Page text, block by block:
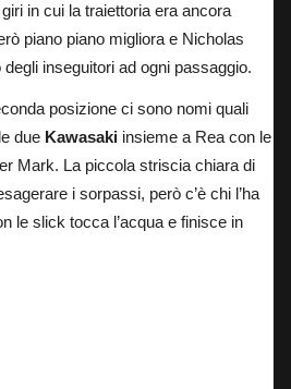
in cui la traiettoria era ancora
piano piano migliora e Nicholas
inseguitori ad ogni passaggio.
posizione ci sono nomi quali
due Kawasaki insieme a Rea con le
Mark. La piccola striscia chiara di
i sorpassi, però c’è chi l’ha
le slick tocca l’acqua e finisce in